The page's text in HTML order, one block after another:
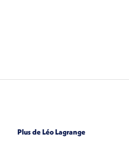
Plus de Léo Lagrange